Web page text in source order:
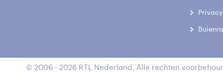
© 2006 - 2026 RTL Nederland. Alle rechten